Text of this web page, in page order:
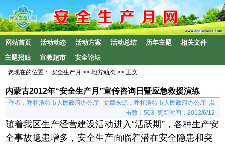
网站首页 活动动态 活动方案 活动总结 历年主题
相关文件
主题招贴
宣教超市 安全论坛
您现在的位置： 安全生产月 >> 地方动态 >> 正文
内蒙古2012年“安全生产月”宣传咨询日暨应急救援演练
作者：呼和浩特市人民政府办公厅 文章来源：呼和浩特市人民政府办公厅 点
击数： 503 更新时间：2012/6/12
随着我区生产经营建设活动进入“活跃期”，各种生产安
全事故隐患增多，安全生产面临着潜在安全隐患和突